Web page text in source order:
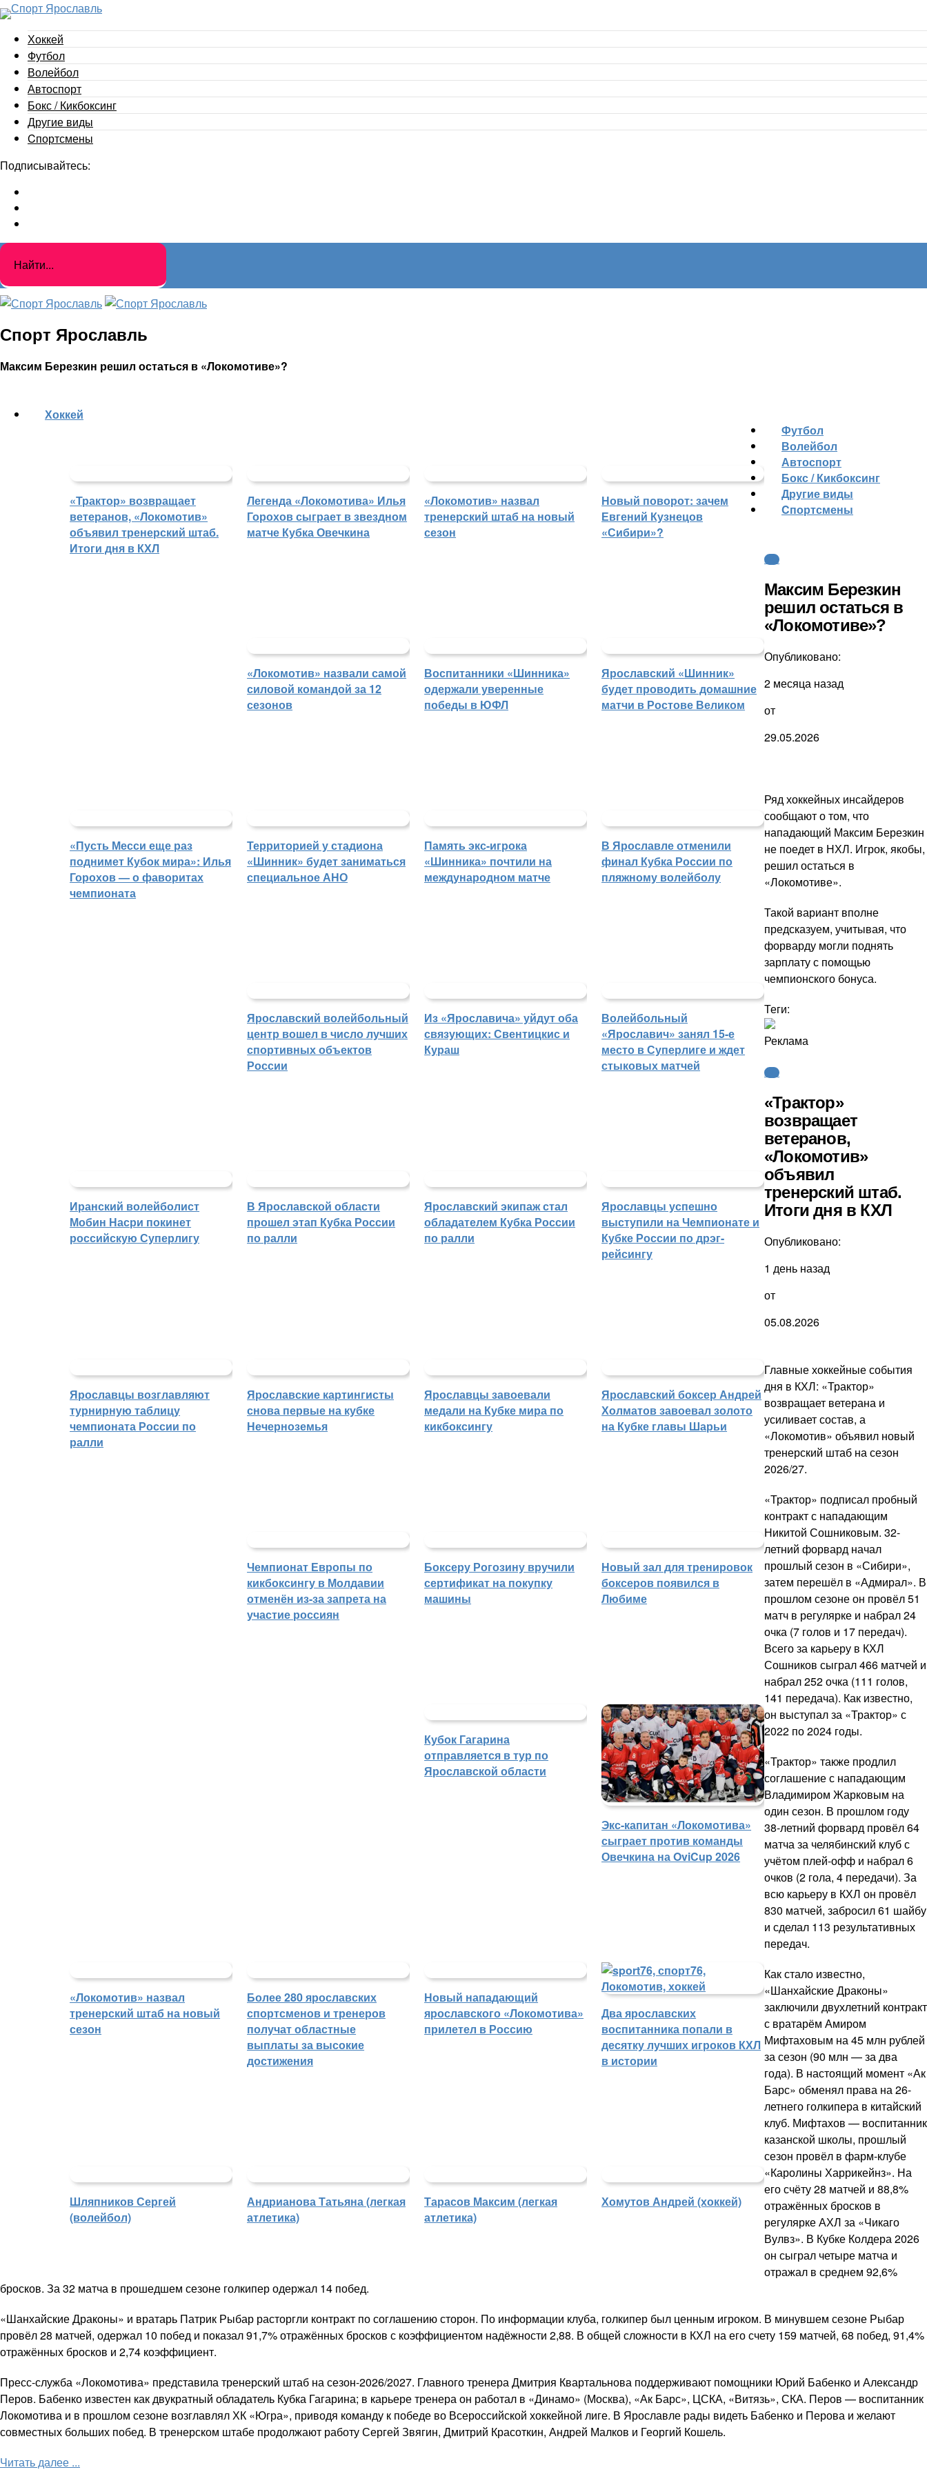
Хоккей
Футбол
Волейбол
Автоспорт
Бокс / Кикбоксинг
Другие виды
Cпортсмены
Подписывайтесь:
Спорт Ярославль
Максим Березкин решил остаться в «Локомотиве»?
Хоккей
«Трактор» возвращает
ветеранов, «Локомотив»
объявил тренерский штаб.
Итоги дня в КХЛ
Легенда «Локомотива» Илья
Горохов сыграет в звездном
матче Кубка Овечкина
«Локомотив» назвал
тренерский штаб на новый
сезон
Новый поворот: зачем
Евгений Кузнецов
«Сибири»?
«Локомотив» назвали самой
силовой командой за 12
сезонов
Футбол
Воспитанники «Шинника»
одержали уверенные
победы в ЮФЛ
Ярославский «Шинник»
будет проводить домашние
матчи в Ростове Великом
«Пусть Месси еще раз
поднимет Кубок мира»: Илья
Горохов — о фаворитах
чемпионата
Территорией у стадиона
«Шинник» будет заниматься
специальное АНО
Память экс-игрока
«Шинника» почтили на
международном матче
Волейбол
В Ярославле отменили
финал Кубка России по
пляжному волейболу
Ярославский волейбольный
центр вошел в число лучших
спортивных объектов
России
Из «Ярославича» уйдут оба
связующих: Свентицкис и
Кураш
Волейбольный
«Ярославич» занял 15-е
место в Суперлиге и ждет
стыковых матчей
Иранский волейболист
Мобин Насри покинет
российскую Суперлигу
Автоспорт
В Ярославской области
прошел этап Кубка России
по ралли
Ярославский экипаж стал
обладателем Кубка России
по ралли
Ярославцы успешно
выступили на Чемпионате и
Кубке России по дрэг-
рейсингу
Ярославцы возглавляют
турнирную таблицу
чемпионата России по
ралли
Ярославские картингисты
снова первые на кубке
Нечерноземья
Бокс / Кикбоксинг
Ярославцы завоевали
медали на Кубке мира по
кикбоксингу
Ярославский боксер Андрей
Холматов завоевал золото
на Кубке главы Шарьи
Чемпионат Европы по
кикбоксингу в Молдавии
отменён из-за запрета на
участие россиян
Боксеру Рогозину вручили
сертификат на покупку
машины
Новый зал для тренировок
боксеров появился в
Любиме
Другие виды
Кубок Гагарина
отправляется в тур по
Ярославской области
Экс-капитан «Локомотива»
сыграет против команды
Овечкина на OviCup 2026
«Локомотив» назвал
тренерский штаб на новый
сезон
Более 280 ярославских
спортсменов и тренеров
получат областные
выплаты за высокие
достижения
Новый нападающий
ярославского «Локомотива»
прилетел в Россию
Cпортсмены
Два ярославских
воспитанника попали в
десятку лучших игроков КХЛ
в истории
Шляпников Сергей
(волейбол)
Андрианова Татьяна (легкая
атлетика)
Тарасов Максим (легкая
атлетика)
Хомутов Андрей (хоккей)
КХЛ
Максим Березкин
решил остаться в
«Локомотиве»?
Опубликовано:
2 месяца назад
от
29.05.2026
Ряд хоккейных инсайдеров
сообщают о том, что
нападающий Максим Березкин
не поедет в НХЛ. Игрок, якобы,
решил остаться в
«Локомотиве».
Такой вариант вполне
предсказуем, учитывая, что
форварду могли поднять
зарплату с помощью
чемпионского бонуса.
Теги:
Реклама
КХЛ
«Трактор»
возвращает
ветеранов,
«Локомотив»
объявил
тренерский штаб.
Итоги дня в КХЛ
Опубликовано:
1 день назад
от
05.08.2026
Главные хоккейные события
дня в КХЛ: «Трактор»
возвращает ветерана и
усиливает состав, а
«Локомотив» объявил новый
тренерский штаб на сезон
2026/27.
«Трактор» подписал пробный
контракт с нападающим
Никитой Сошниковым. 32-
летний форвард начал
прошлый сезон в «Сибири»,
затем перешёл в «Адмирал». В
прошлом сезоне он провёл 51
матч в регулярке и набрал 24
очка (7 голов и 17 передач).
Всего за карьеру в КХЛ
Сошников сыграл 466 матчей и
набрал 252 очка (111 голов,
141 передача). Как известно,
он выступал за «Трактор» с
2022 по 2024 годы.
«Трактор» также продлил
соглашение с нападающим
Владимиром Жарковым на
один сезон. В прошлом году
38-летний форвард провёл 64
матча за челябинский клуб с
учётом плей-офф и набрал 6
очков (2 гола, 4 передачи). За
всю карьеру в КХЛ он провёл
830 матчей, забросил 61 шайбу
и сделал 113 результативных
передач.
Как стало известно,
«Шанхайские Драконы»
заключили двухлетний контракт
с вратарём Амиром
Мифтаховым на 45 млн рублей
за сезон (90 млн — за два
года). В настоящий момент «Ак
Барс» обменял права на 26-
летнего голкипера в китайский
клуб. Мифтахов — воспитанник
казанской школы, прошлый
сезон провёл в фарм-клубе
«Каролины Харрикейнз». На
его счёту 28 матчей и 88,8%
отражённых бросков в
регулярке АХЛ за «Чикаго
Вулвз». В Кубке Колдера 2026
он сыграл четыре матча и
отражал в среднем 92,6%
бросков. За 32 матча в прошедшем сезоне голкипер одержал 14 побед.
«Шанхайские Драконы» и вратарь Патрик Рыбар расторгли контракт по соглашению сторон. По информации клуба, голкипер был ценным игроком. В минувшем сезоне Рыбар
провёл 28 матчей, одержал 10 побед и показал 91,7% отражённых бросков с коэффициентом надёжности 2,88. В общей сложности в КХЛ на его счету 159 матчей, 68 побед, 91,4%
отражённых бросков и 2,74 коэффициент.
Пресс-служба «Локомотива» представила тренерский штаб на сезон-2026/2027. Главного тренера Дмитрия Квартальнова поддерживают помощники Юрий Бабенко и Александр
Перов. Бабенко известен как двукратный обладатель Кубка Гагарина; в карьере тренера он работал в «Динамо» (Москва), «Ак Барс», ЦСКА, «Витязь», СКА. Перов — воспитанник
Локомотива и в прошлом сезоне возглавлял ХК «Югра», приводя команду к победе во Всероссийской хоккейной лиге. В Ярославле рады видеть Бабенко и Перова и желают
совместных больших побед. В тренерском штабе продолжают работу Сергей Звягин, Дмитрий Красоткин, Андрей Малков и Георгий Кошель.
Читать далее ...